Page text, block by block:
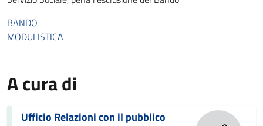
BANDO
MODULISTICA
A cura di
Ufficio Relazioni con il pubblico